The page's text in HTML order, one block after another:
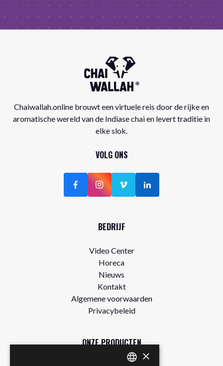
Chaiwallah.online brouwt een virtuele reis door de rijke en
aromatische wereld van de Indiase chai en levert traditie in
elke slok.
VOLG ONS
BEDRIJF
Video Center
Horeca
Nieuws
Kontakt
Algemene voorwaarden
Privacybeleid
ONZE PRODUCTEN
×